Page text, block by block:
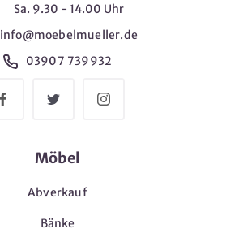
Sa. 9.30 - 14.00 Uhr
info@moebelmueller.de
03907 739932
Möbel
Abverkauf
Bänke